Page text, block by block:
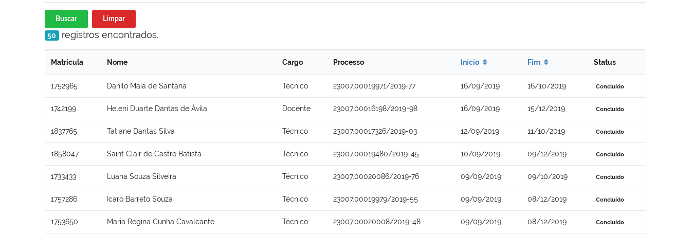
Buscar Limpar
50 registros encontrados.
Matrícula Nome Cargo Processo Início Fim Status
1752965 Danilo Maia de Santana Técnico 23007.00019971/2019-77 16/09/2019 16/10/2019 Concluído
1742199 Heleni Duarte Dantas de Ávila Docente 23007.00016198/2019-98 16/09/2019 15/12/2019 Concluído
1837765 Tatiane Dantas Silva Técnico 23007.00017326/2019-03 12/09/2019 11/10/2019 Concluído
1858047 Saint Clair de Castro Batista Técnico 23007.00019480/2019-45 10/09/2019 09/12/2019 Concluído
1733433 Luana Souza Silveira Técnico 23007.00020086/2019-76 09/09/2019 09/10/2019 Concluído
1757286 Icaro Barreto Souza Técnico 23007.00019979/2019-55 09/09/2019 08/12/2019 Concluído
1753650 Maria Regina Cunha Cavalcante Técnico 23007.00020008/2019-48 09/09/2019 08/12/2019 Concluído